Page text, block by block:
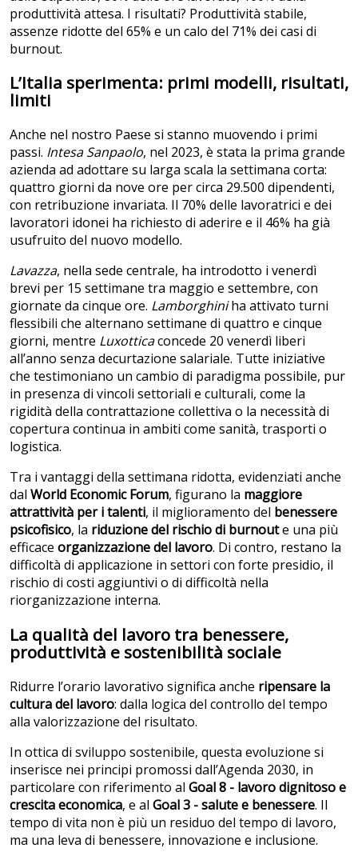
produttività attesa. I risultati? Produttività stabile,
assenze ridotte del 65% e un calo del 71% dei casi di
burnout.
L’Italia sperimenta: primi modelli, risultati,
limiti
Anche nel nostro Paese si stanno muovendo i primi
passi. Intesa Sanpaolo, nel 2023, è stata la prima grande
azienda ad adottare su larga scala la settimana corta:
quattro giorni da nove ore per circa 29.500 dipendenti,
con retribuzione invariata. Il 70% delle lavoratrici e dei
lavoratori idonei ha richiesto di aderire e il 46% ha già
usufruito del nuovo modello.
Lavazza, nella sede centrale, ha introdotto i venerdì
brevi per 15 settimane tra maggio e settembre, con
giornate da cinque ore. Lamborghiniha attivato turni
flessibili che alternano settimane di quattro e cinque
giorni, mentre Luxotticaconcede 20 venerdì liberi
all’anno senza decurtazione salariale. Tutte iniziative
che testimoniano un cambio di paradigma possibile, pur
in presenza di vincoli settoriali e culturali, come la
rigidità della contrattazione collettiva o la necessità di
copertura continua in ambiti come sanità, trasporti o
logistica.
Tra i vantaggi della settimana ridotta, evidenziati anche
dal World Economic Forum, figurano la maggiore
attrattività per i talenti, il miglioramento del benessere
psicofisico, la riduzione del rischio di burnoute una più
efficace organizzazione del lavoro. Di contro, restano la
difficoltà di applicazione in settori con forte presidio, il
rischio di costi aggiuntivi o di difficoltà nella
riorganizzazione interna.
La qualità del lavoro tra benessere,
produttività e sostenibilità sociale
Ridurre l’orario lavorativo significa anche ripensare la
cultura del lavoro: dalla logica del controllo del tempo
alla valorizzazione del risultato.
In ottica di sviluppo sostenibile, questa evoluzione si
inserisce nei principi promossi dall’Agenda 2030, in
particolare con riferimento al Goal 8 - lavoro dignitoso e
crescita economica, e al Goal 3 - salute e benessere. Il
tempo di vita non è più un residuo del tempo di lavoro,
ma una leva di benessere, innovazione e inclusione.